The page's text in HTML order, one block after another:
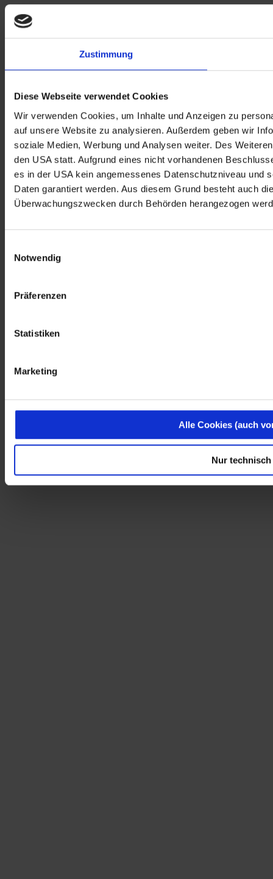
Zustimmung
Diese Webseite verwendet Cookies
Wir verwenden Cookies, um Inhalte und Anzeigen zu
auf unsere Website zu analysieren. Außerdem geben wir
soziale Medien, Werbung und Analysen weiter. Des
den USA statt. Aufgrund eines nicht vorhandenen
es in der USA kein angemessenes Datenschutzniveau und
Daten garantiert werden. Aus diesem Grund besteht auch
Überwachungszwecken durch Behörden herangezogen
Notwendig
Präferenzen
Statistiken
Marketing
Alle Cookies (auch
Nur